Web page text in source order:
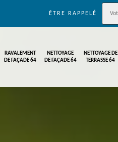
ÊTRE RAPPELÉ
RAVALEMENT
DE FAÇADE 64
NETTOYAGE
DE FAÇADE 64
NETTOYAGE DE
TERRASSE 64